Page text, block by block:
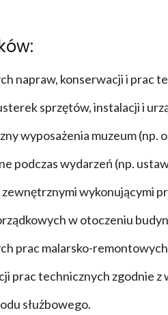
napraw, konserwacji i prac
sprzętów, instalacji i
wyposażenia muzeum (np.
podczas wydarzeń (np.
zewnętrznymi wykonującymi
w otoczeniu
prac malarsko-
prac technicznych zgodnie z
służbowego.